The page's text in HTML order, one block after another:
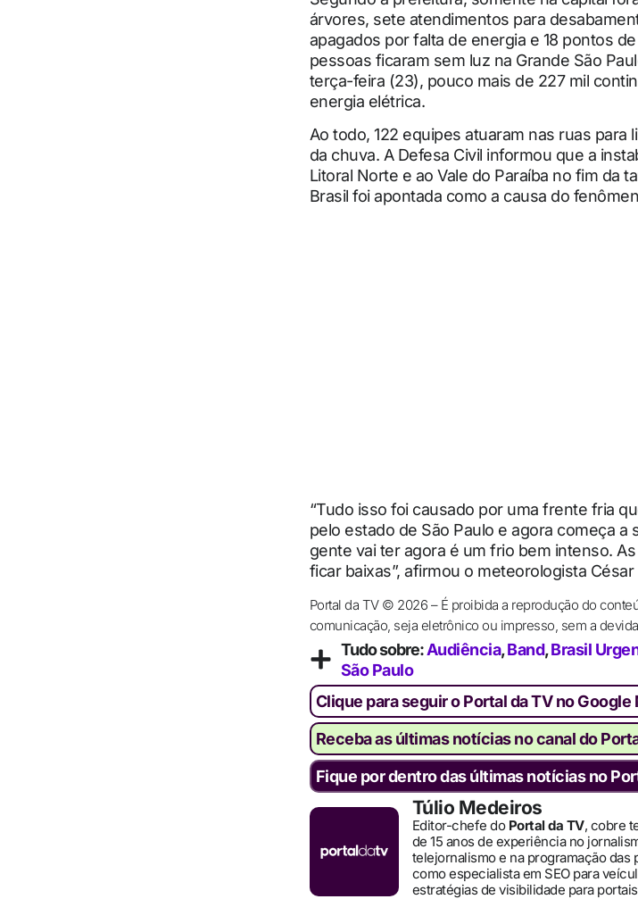
árvores, sete atendimentos para
apagados por falta de energia e 18 pontos
pessoas ficaram sem luz na Grande São
terça-feira (23), pouco mais de 227 mil
energia elétrica.
Ao todo, 122 equipes atuaram nas ruas
da chuva. A Defesa Civil informou que a
Litoral Norte e ao Vale do Paraíba no fim da
Brasil foi apontada como a causa do
“Tudo isso foi causado por uma frente fria
pelo estado de São Paulo e agora começa a
gente vai ter agora é um frio bem intenso.
ficar baixas”, afirmou o meteorologista
Portal da TV © 2026 – É proibida a reprodução do
comunicação, seja eletrônico ou impresso, sem a
Tudo sobre:Audiência,Band,Brasil
São Paulo
Clique para seguir o Portal da TV no
Receba as últimas notícias no canal do
Fique por dentro das últimas notícias no
Túlio Medeiros
Editor-chefe do Portal da TV, cobre
de 15 anos de experiência no
telejornalismo e na programação das
como especialista em SEO para
estratégias de visibilidade para